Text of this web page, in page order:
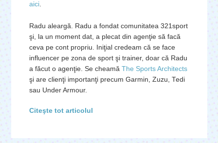
aici.
Radu aleargă. Radu a fondat comunitatea 321sport
şi, la un moment dat, a plecat din agenţie să facă
ceva pe cont propriu. Iniţial credeam că se face
influencer pe zona de sport şi trainer, doar că Radu
a făcut o agenţie. Se cheamă The Sports Architects
şi are clienţi importanţi precum Garmin, Zuzu, Tedi
sau Under Armour.
Citeşte tot articolul